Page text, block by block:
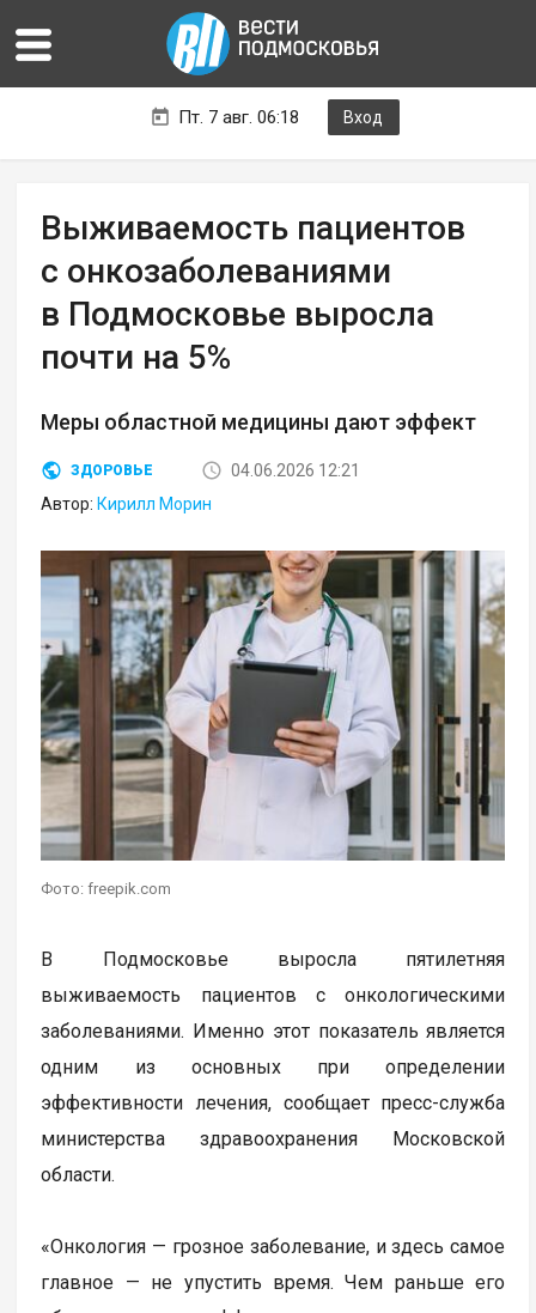
Пт. 7 авг. 06:18 Вход
Выживаемость пациентов
с онкозаболеваниями
в Подмосковье выросла
почти на 5%
Меры областной медицины дают эффект
ЗДОРОВЬЕ
04.06.2026 12:21
Автор: Кирилл Морин
Фото: freepik.com
В Подмосковье выросла пятилетняя
выживаемость пациентов с онкологическими
заболеваниями. Именно этот показатель является
одним из основных при определении
эффективности лечения, сообщает пресс-служба
министерства здравоохранения Московской
области.
«Онкология — грозное заболевание, и здесь самое
главное — не упустить время. Чем раньше его